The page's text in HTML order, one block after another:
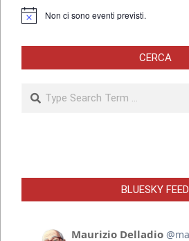
Notice Non ci sono eventi previsti.
CERCA
Search
BLUESKY FEED